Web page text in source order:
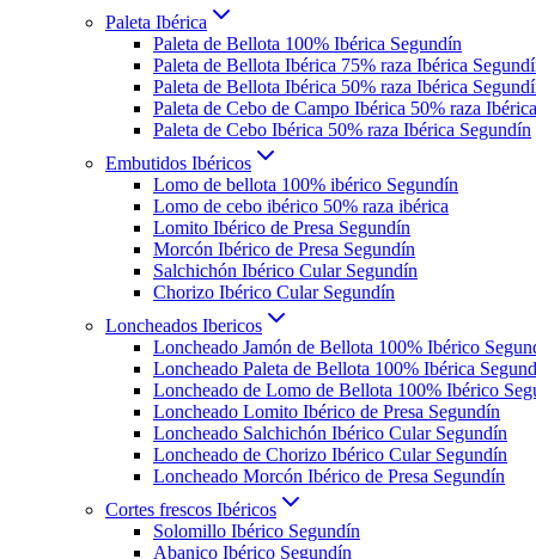
Paleta Ibérica
Paleta de Bellota 100% Ibérica Segundín
Paleta de Bellota Ibérica 75% raza Ibérica
Paleta de Bellota Ibérica 50% raza Ibérica
Paleta de Cebo de Campo Ibérica 50% raza
Paleta de Cebo Ibérica 50% raza Ibérica Segundín
Embutidos Ibéricos
Lomo de bellota 100% ibérico Segundín
Lomo de cebo ibérico 50% raza ibérica
Lomito Ibérico de Presa Segundín
Morcón Ibérico de Presa Segundín
Salchichón Ibérico Cular Segundín
Chorizo Ibérico Cular Segundín
Loncheados Ibericos
Loncheado Jamón de Bellota 100% Ibérico
Loncheado Paleta de Bellota 100% Ibérica
Loncheado de Lomo de Bellota 100% Ibérico
Loncheado Lomito Ibérico de Presa Segundín
Loncheado Salchichón Ibérico Cular Segundín
Loncheado de Chorizo Ibérico Cular Segundín
Loncheado Morcón Ibérico de Presa Segundín
Cortes frescos Ibéricos
Solomillo Ibérico Segundín
Abanico Ibérico Segundín